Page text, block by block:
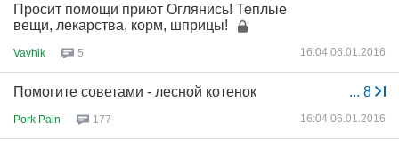
Просит помощи приют Оглянись! Теплые
вещи, лекарства, корм, шприцы!
Vavhik 5 16:04 06.01.2016
... 8
Помогите советами - лесной котенок
Pork Pain 177 16:04 06.01.2016